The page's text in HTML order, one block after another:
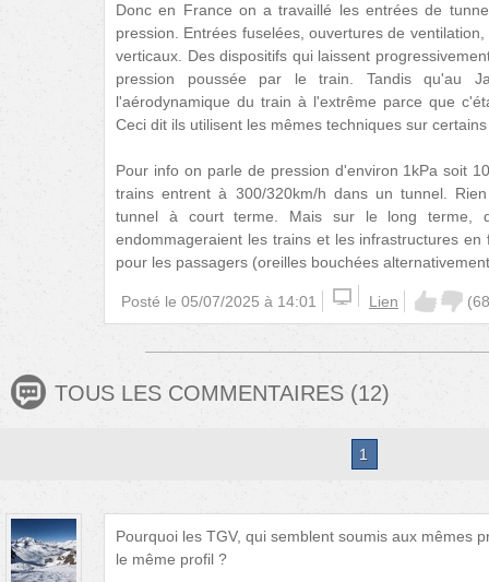
Donc en France on a travaillé les entrées de
pression. Entrées fuselées, ouvertures de
verticaux. Des dispositifs qui laissent
pression poussée par le train. Tandis qu'au
l'aérodynamique du train à l'extrême parce que
Ceci dit ils utilisent les mêmes techniques sur
Pour info on parle de pression d'environ 1kPa soit
trains entrent à 300/320km/h dans un tunnel.
tunnel à court terme. Mais sur le long terme,
endommageraient les trains et les infrastructures
pour les passagers (oreilles bouchées
Posté le 05/07/2025 à 14:01 Lien (68
TOUS LES COMMENTAIRES (12)
1
Pourquoi les TGV, qui semblent soumis aux mêmes
le même profil ?